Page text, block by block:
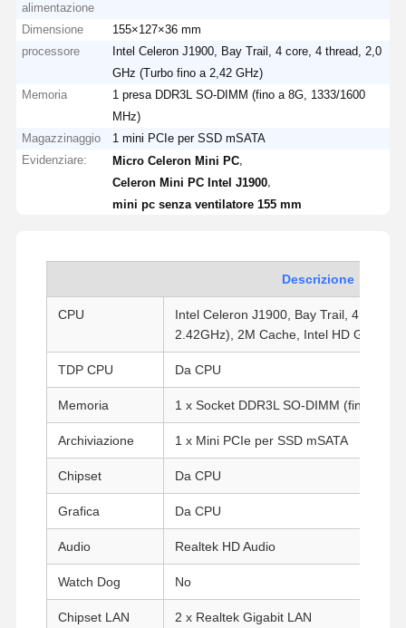
alimentazione
Dimensione
155×127×36 mm
processore
Intel Celeron J1900, Bay Trail, 4 core, 4 thread, 2,0
GHz (Turbo fino a 2,42 GHz)
Memoria
1 presa DDR3L SO-DIMM (fino a 8G, 1333/1600
MHz)
Magazzinaggio
1 mini PCIe per SSD mSATA
Evidenziare:
Micro Celeron Mini PC
Celeron Mini PC Intel J1900
mini pc senza ventilatore 155 mm
Descrizione
CPU
Intel Celeron J1900, Bay Trail, 4 Core,
2.42GHz), 2M Cache, Intel HD
TDP CPU Da CPU
Memoria 1 x Socket DDR3L SO-DIMM (fino a
Archiviazione 1 x Mini PCIe per SSD mSATA
Chipset Da CPU
Grafica Da CPU
Audio Realtek HD Audio
Watch Dog No
Chipset LAN 2 x Realtek Gigabit LAN